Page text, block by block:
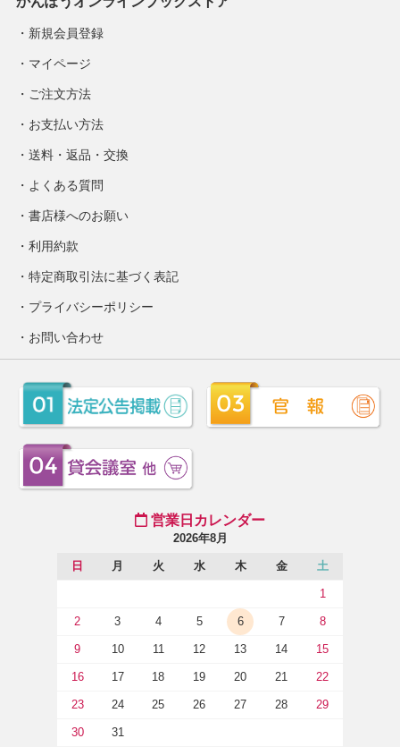
新規会員登録
マイページ
ご注文方法
お支払い方法
送料・返品・交換
よくある質問
書店様へのお願い
利用約款
特定商取引法に基づく表記
プライバシーポリシー
お問い合わせ
営業日カレンダー
2026年8月
日 月 火 水 木 金 土
1
2 3 4 5 6 7 8
9 10 11 12 13 14 15
16 17 18 19 20 21 22
23 24 25 26 27 28 29
30 31